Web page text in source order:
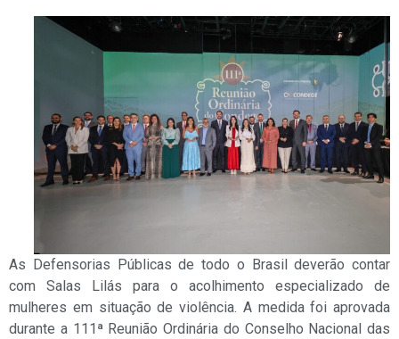
As Defensorias Públicas de todo o Brasil deverão contar
com Salas Lilás para o acolhimento especializado de
mulheres em situação de violência. A medida foi aprovada
durante a 111ª Reunião Ordinária do Conselho Nacional das